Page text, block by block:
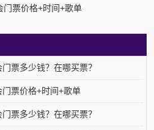
门票价格+时间+歌单
票多少钱？在哪买票？
票价格+时间+歌单
票多少钱？在哪买票？